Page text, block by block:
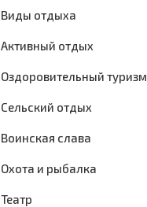
Виды отдыха
Активный отдых
Оздоровительный туризм
Сельский отдых
Воинская слава
Охота и рыбалка
Театр